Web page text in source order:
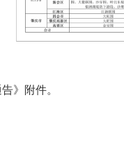
》附件。